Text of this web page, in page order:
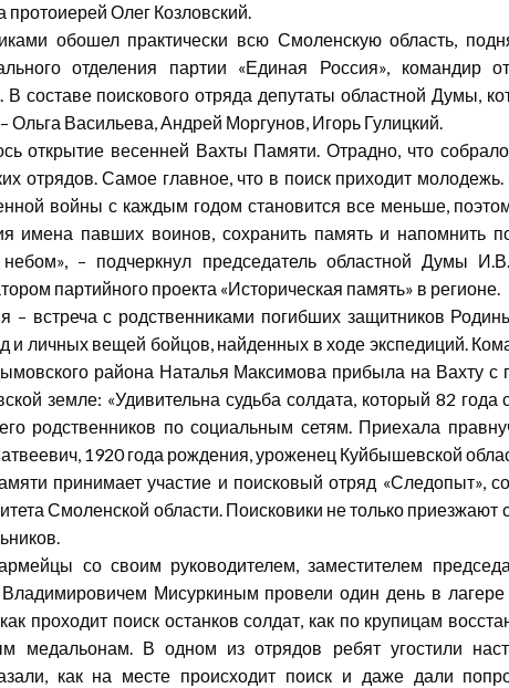
протоиерей Олег Козловский.
обошел практически всю Смоленскую область,
отделения партии «Единая Россия», командир
В составе поискового отряда депутаты областной Думы,
Ольга Васильева, Андрей Моргунов, Игорь Гулицкий.
открытие весенней Вахты Памяти. Отрадно, что
отрядов. Самое главное, что в поиск приходит
войны с каждым годом становится все меньше,
имена павших воинов, сохранить память и напомнить
– подчеркнул председатель областной Думы
партийного проекта «Историческая память» в регионе.
– встреча с родственниками погибших защитников
и личных вещей бойцов, найденных в ходе экспедиций.
района Наталья Максимова прибыла на Вахту с
земле: «Удивительна судьба солдата, который 82
родственников по социальным сетям. Приехала
1920 года рождения, уроженец Куйбышевской
принимает участие и поисковый отряд «Следопыт»,
Смоленской области. Поисковики не только
со своим руководителем, заместителем
Мисуркиным провели один день в лагере
проходит поиск останков солдат, как по крупицам
медальонам. В одном из отрядов ребят угостили
как на месте происходит поиск и даже дали